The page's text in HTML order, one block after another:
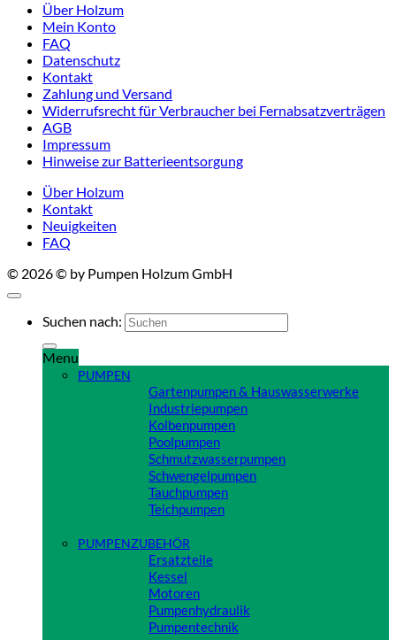
Über Holzum
Mein Konto
FAQ
Datenschutz
Kontakt
Zahlung und Versand
Widerrufsrecht für Verbraucher bei Fernabsatzverträgen
AGB
Impressum
Hinweise zur Batterieentsorgung
Über Holzum
Kontakt
Neuigkeiten
FAQ
© 2026 © by Pumpen Holzum GmbH
Suchen nach:
Menu
PUMPEN
Gartenpumpen & Hauswasserwerke
Industriepumpen
Kolbenpumpen
Poolpumpen
Schmutzwasserpumpen
Schwengelpumpen
Tauchpumpen
Teichpumpen
PUMPENZUBEHÖR
Ersatzteile
Kessel
Motoren
Pumpenhydraulik
Pumpentechnik